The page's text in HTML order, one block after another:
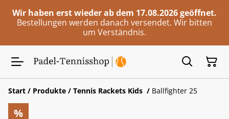
Wir haben erst wieder ab dem 17.08.2026 geöffnet.
Bestellungen werden danach versendet. Wir bitten
um Verständnis.
Start / Produkte / Tennis Rackets Kids / Ballfighter 25
%